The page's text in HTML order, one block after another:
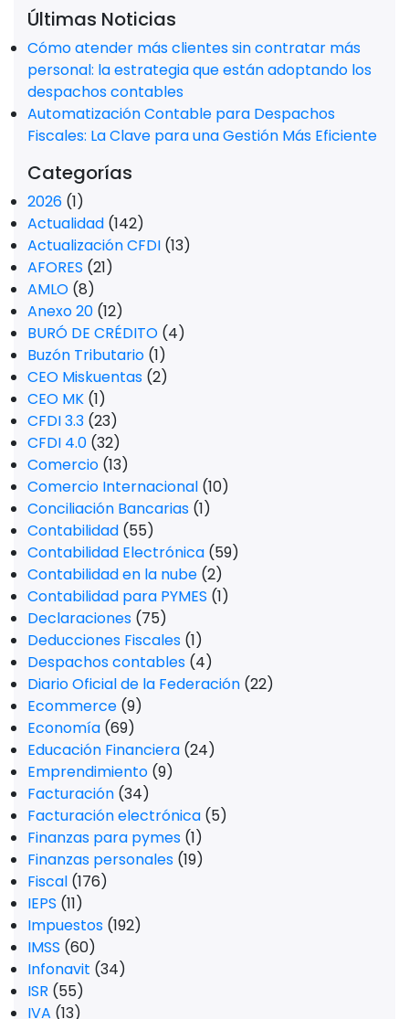
Últimas Noticias
Cómo atender más clientes sin contratar más
personal: la estrategia que están adoptando los
despachos contables
Automatización Contable para Despachos
Fiscales: La Clave para una Gestión Más Eficiente
Categorías
2026 (1)
Actualidad (142)
Actualización CFDI (13)
AFORES (21)
AMLO (8)
Anexo 20 (12)
BURÓ DE CRÉDITO (4)
Buzón Tributario (1)
CEO Miskuentas (2)
CEO MK (1)
CFDI 3.3 (23)
CFDI 4.0 (32)
Comercio (13)
Comercio Internacional (10)
Conciliación Bancarias (1)
Contabilidad (55)
Contabilidad Electrónica (59)
Contabilidad en la nube (2)
Contabilidad para PYMES (1)
Declaraciones (75)
Deducciones Fiscales (1)
Despachos contables (4)
Diario Oficial de la Federación (22)
Ecommerce (9)
Economía (69)
Educación Financiera (24)
Emprendimiento (9)
Facturación (34)
Facturación electrónica (5)
Finanzas para pymes (1)
Finanzas personales (19)
Fiscal (176)
IEPS (11)
Impuestos (192)
IMSS (60)
Infonavit (34)
ISR (55)
IVA (13)